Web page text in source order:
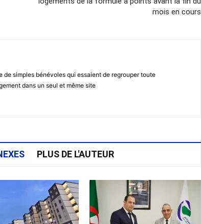
mois en cours
de simples bénévoles qui essaient de regrouper toute
dans un seul et même site
PLUS DE L'AUTEUR